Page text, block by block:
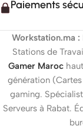
Paiements
Workstation.ma :
Stations de
Gamer Maroc
génération
gaming.
Serveurs à Rabat.